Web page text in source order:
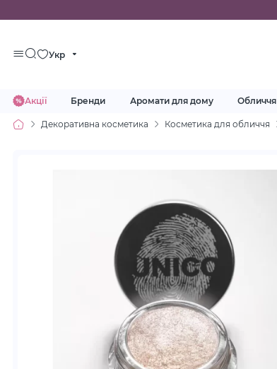
Укр
Акції Бренди Аромати для дому Обличчя
Декоративна косметика Косметика для обличчя